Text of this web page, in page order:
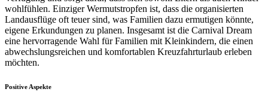
wohlfühlen. Einziger Wermutstropfen ist, dass die organisierten
Landausflüge oft teuer sind, was Familien dazu ermutigen könnte,
eigene Erkundungen zu planen. Insgesamt ist die Carnival Dream
eine hervorragende Wahl für Familien mit Kleinkindern, die einen
abwechslungsreichen und komfortablen Kreuzfahrturlaub erleben
möchten.
Positive Aspekte